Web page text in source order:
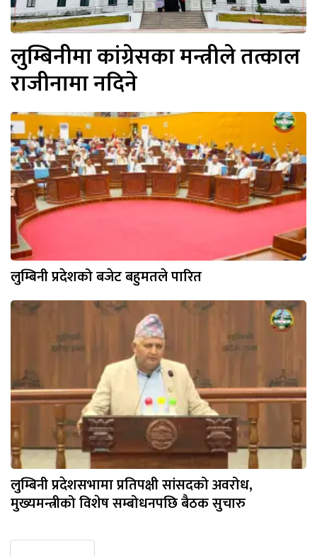
लुम्बिनीमा कांग्रेसका मन्त्रीले तत्काल
राजीनामा नदिने
लुम्बिनी प्रदेशको बजेट बहुमतले पारित
लुम्बिनी प्रदेशसभामा प्रतिपक्षी सांसदको अवरोध,
मुख्यमन्त्रीको विशेष सम्बोधनपछि बैठक सुचारु